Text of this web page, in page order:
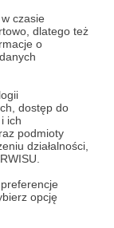
czasie
dlatego też
o
dostęp do
ich
podmioty
działalności,
opcję